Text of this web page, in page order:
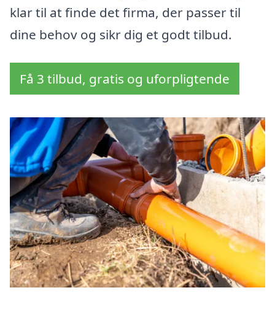
klar til at finde det firma, der passer til
dine behov og sikr dig et godt tilbud.
Få 3 tilbud, gratis og uforpligtende